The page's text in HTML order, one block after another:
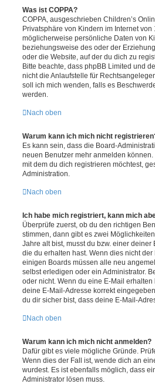
Was ist COPPA?
COPPA, ausgeschrieben Children’s
Privatsphäre von Kindern im Internet
möglicherweise persönliche Daten von
beziehungsweise des oder der
oder die Website, auf der du dich zu
Bitte beachte, dass phpBB Limited und
nicht die Anlaufstelle für
soll ich mich wenden, falls es
werden.
Nach oben
Warum kann ich mich nicht
Es kann sein, dass die Board-
neuen Benutzer mehr anmelden
mit dem du dich registrieren möchtest,
Administration.
Nach oben
Ich habe mich registriert, kann mich
Überprüfe zuerst, ob du den richtigen
stimmen, dann gibt es zwei
Jahre alt bist, musst du bzw. einer
die du erhalten hast. Wenn dies nicht
einigen Boards müssen alle neu
selbst erledigen oder ein Administrator.
oder nicht. Wenn du eine E-Mail
deine E-Mail-Adresse korrekt
du dir sicher bist, dass deine E-Mail-
Nach oben
Warum kann ich mich nicht anmelden?
Dafür gibt es viele mögliche Gründe.
Wenn dies der Fall ist, wende dich an
wurdest. Es ist ebenfalls möglich, dass
Administrator lösen muss.